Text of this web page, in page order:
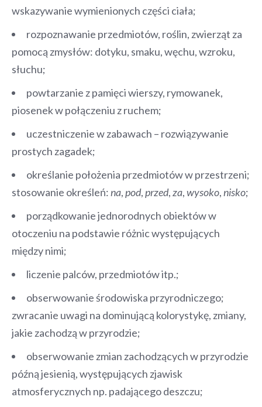
wskazywanie wymienionych części ciała;
rozpoznawanie przedmiotów, roślin, zwierząt za
pomocą zmysłów: dotyku, smaku, węchu, wzroku,
słuchu;
powtarzanie z pamięci wierszy, rymowanek,
piosenek w połączeniu z ruchem;
uczestniczenie w zabawach – rozwiązywanie
prostych zagadek;
określanie położenia przedmiotów w przestrzeni;
stosowanie określeń:na,pod,przed,za,wysoko,nisko;
porządkowanie jednorodnych obiektów w
otoczeniu na podstawie różnic występujących
między nimi;
liczenie palców, przedmiotów itp.;
obserwowanie środowiska przyrodniczego;
zwracanie uwagi na dominującą kolorystykę, zmiany,
jakie zachodzą w przyrodzie;
obserwowanie zmian zachodzących w przyrodzie
późną jesienią, występujących zjawisk
atmosferycznych np. padającego deszczu;